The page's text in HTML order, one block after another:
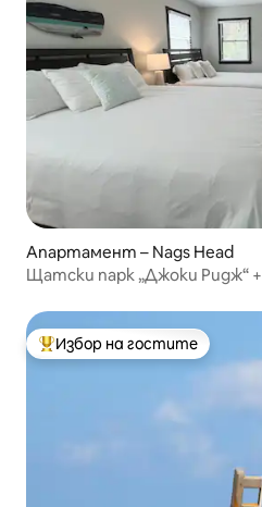
Апартамент – Nags Head
Щатски парк „Джоки Ридж“
Най-популярен избор на
Избор на гостите